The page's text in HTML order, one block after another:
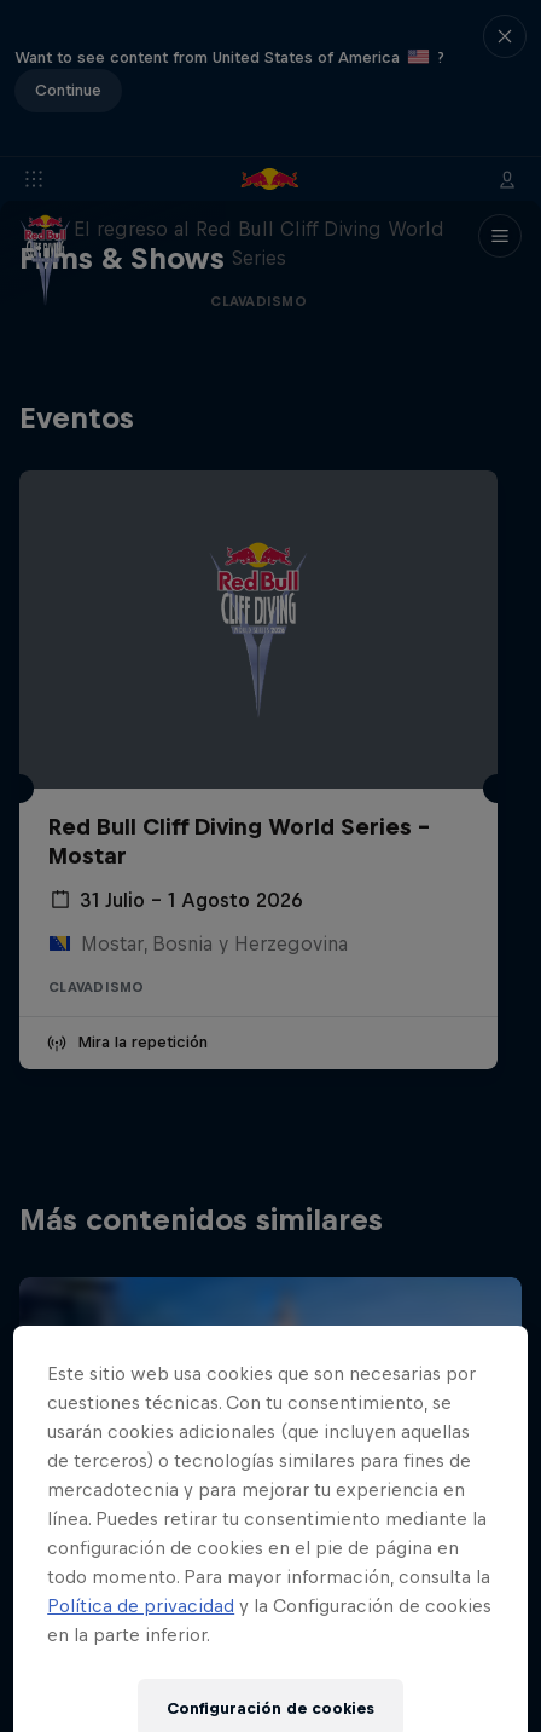
Want to see content from United States of America
?
Continue
Films & Shows
444 Days
El regreso al Red Bull Cliff Diving World
Series
CLAVADISMO
Eventos
Red Bull Cliff Diving World Series -
Mostar
31 Julio – 1 Agosto 2026
Mostar, Bosnia y Herzegovina
CLAVADISMO
Mira la repetición
Más contenidos similares
Este sitio web usa cookies que son necesarias por
cuestiones técnicas. Con tu consentimiento, se
usarán cookies adicionales (que incluyen aquellas
de terceros) o tecnologías similares para fines de
mercadotecnia y para mejorar tu experiencia en
línea. Puedes retirar tu consentimiento mediante la
configuración de cookies en el pie de página en
todo momento. Para mayor información, consulta la
Política de privacidad y la Configuración de cookies
en la parte inferior.
Configuración de cookies